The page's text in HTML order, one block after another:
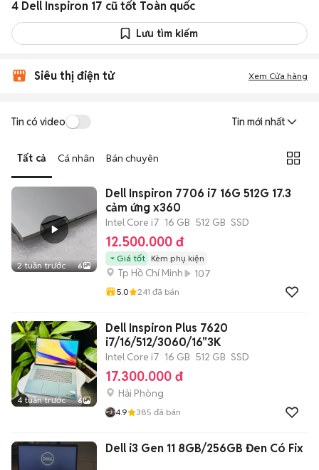
4 Dell Inspiron 17 cũ tốt Toàn quốc
Lưu tìm kiếm
Siêu thị điện tử Xem Cửa hàng
Tin có video Tin mới nhất
Tất cả Cá nhân Bán chuyên
2 tuần trước 6
Dell Inspiron 7706 i7 16G 512G 17.3
cảm ứng x360
Intel Core i7 16 GB 512 GB SSD
12.500.000 đ
Giá tốt Kèm phụ kiện
Tp Hồ Chí Minh 107
5.0 241 đã bán
4 tuần trước 6
Dell Inspiron Plus 7620
i7/16/512/3060/16"3K
Intel Core i7 16 GB 512 GB SSD
17.300.000 đ
Hải Phòng
4.9 385 đã bán
Dell i3 Gen 11 8GB/256GB Đen Có Fix